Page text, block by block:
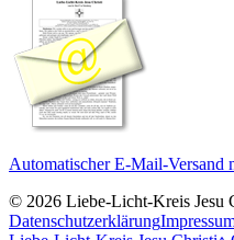
Automatischer E-Mail-Versand
© 2026 Liebe-Licht-Kreis Jesu
Datenschutzerklärung